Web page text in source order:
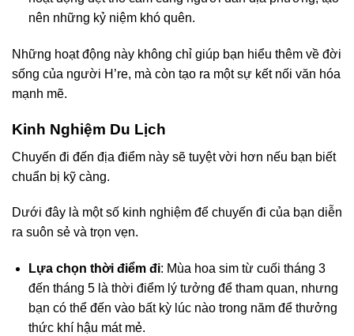
nên những kỷ niệm khó quên.
Những hoạt động này không chỉ giúp bạn hiểu thêm về đời
sống của người H’re, mà còn tạo ra một sự kết nối văn hóa
mạnh mẽ.
Kinh Nghiệm Du Lịch
Chuyến đi đến địa điểm này sẽ tuyệt vời hơn nếu bạn biết
chuẩn bị kỹ càng.
Dưới đây là một số kinh nghiệm để chuyến đi của bạn diễn
ra suôn sẻ và trọn vẹn.
Lựa chọn thời điểm đi: Mùa hoa sim từ cuối tháng 3
đến tháng 5 là thời điểm lý tưởng để tham quan, nhưng
bạn có thể đến vào bất kỳ lúc nào trong năm để thưởng
thức khí hậu mát mẻ.